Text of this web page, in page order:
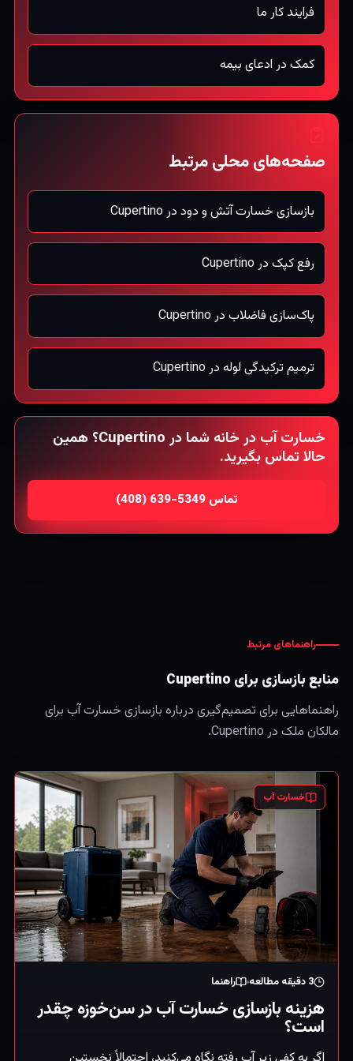
فرایند کار ما
کمک در ادعای بیمه
صفحه‌های محلی مرتبط
بازسازی خسارت آتش و دود در Cupertino
رفع کپک در Cupertino
پاک‌سازی فاضلاب در Cupertino
ترمیم ترکیدگی لوله در Cupertino
خسارت آب در خانه شما در Cupertino؟ همین
حالا تماس بگیرید.
تماس ⁦(408) 639-5349⁩
راهنماهای مرتبط
منابع بازسازی برای Cupertino
راهنماهایی برای تصمیم‌گیری درباره بازسازی خسارت آب برای
مالکان ملک در Cupertino.
خسارت آب
3 دقیقه مطالعه راهنما
هزینه بازسازی خسارت آب در سن‌خوزه چقدر
است؟